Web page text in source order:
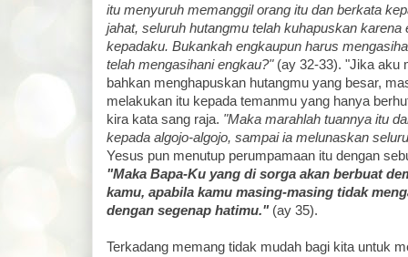
itu menyuruh memanggil orang itu dan berkata
jahat, seluruh hutangmu telah kuhapuskan
kepadaku. Bukankah engkaupun harus
telah mengasihani engkau?"(ay 32-33). "Jika aku
bahkan menghapuskan hutangmu yang besar,
melakukan itu kepada temanmu yang hanya
kira kata sang raja. "Maka marahlah tuannya itu
kepada algojo-algojo, sampai ia melunaskan
Yesus pun menutup perumpamaan itu dengan
"Maka Bapa-Ku yang di sorga akan berbuat
kamu, apabila kamu masing-masing tidak
dengan segenap hatimu."(ay 35).
Terkadang memang tidak mudah bagi kita untuk